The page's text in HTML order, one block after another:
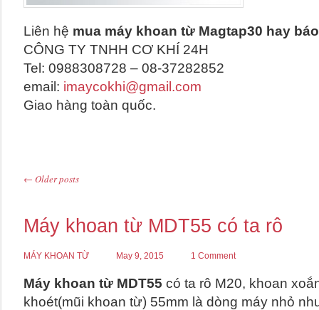
Liên hệ mua máy khoan từ Magtap30 hay
CÔNG TY TNHH CƠ KHÍ 24H
Tel: 0988308728 – 08-37282852
email: imaycokhi@gmail.com
Giao hàng toàn quốc.
← Older posts
Máy khoan từ MDT55 có ta rô
MÁY KHOAN TỪ May 9, 2015 1 Comment
Máy khoan từ MDT55 có ta rô M20, khoan
khoét(mũi khoan từ) 55mm là dòng máy nhỏ